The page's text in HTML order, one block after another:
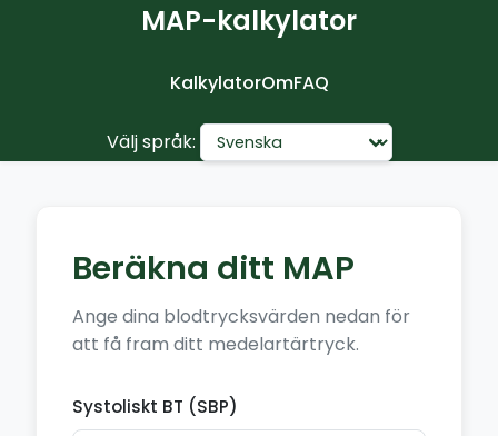
MAP-kalkylator
KalkylatorOmFAQ
Välj språk:
Beräkna ditt MAP
Ange dina blodtrycksvärden nedan för
att få fram ditt medelartärtryck.
Systoliskt BT (SBP)